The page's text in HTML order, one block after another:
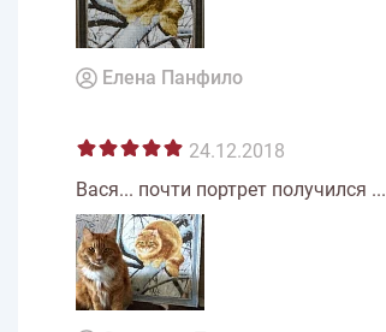
Елена Панфило
24.12.2018
Вася... почти портрет получился ...